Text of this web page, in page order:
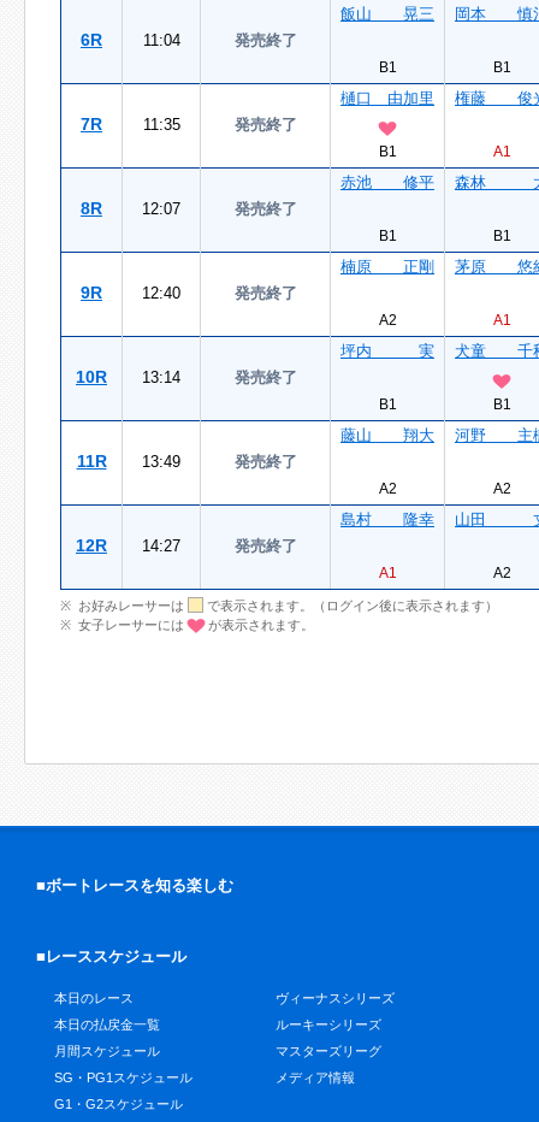
6R 11:04 発売終了
飯山 晃三
B1
岡本 慎
B1
7R 11:35 発売終了
樋口 由加里
B1
権藤 俊
A1
8R 12:07 発売終了
赤池 修平
B1
森林
B1
9R 12:40 発売終了
楠原 正剛
A2
茅原 悠
A1
10R 13:14 発売終了
坪内 実
B1
犬童 千
B1
11R 13:49 発売終了
藤山 翔大
A2
河野 主
A2
12R 14:27 発売終了
島村 隆幸
A1
山田
A2
お好みレーサーは
で表示されます。（ログイン後に表示されます）
女子レーサーには
が表示されます。
■ボートレースを知る楽しむ
■レーススケジュール
本日のレース
本日の払戻金一覧
月間スケジュール
SG・PG1スケジュール
G1・G2スケジュール
ヴィーナスシリーズ
ルーキーシリーズ
マスターズリーグ
メディア情報